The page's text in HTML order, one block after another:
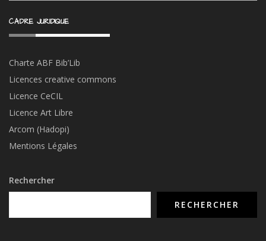
CADRE JURIDIQUE
Charte ABF Bib’Lib
Licences creative commons
Licence CeCIL
Licence Art Libre
Arcom (Hadopi)
Mentions Légales
Rechercher
RECHERCHER